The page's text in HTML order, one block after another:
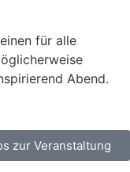
für alle
Abend.
zur Veranstaltung